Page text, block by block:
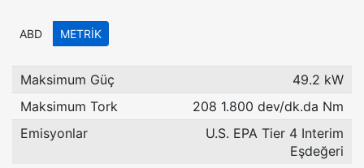
ABD METRIK
Maksimum Güç
49.2 kW
Maksimum Tork
208 1.800 dev/dk.da Nm
Emisyonlar
U.S. EPA Tier 4 Interim
Eşdeğeri